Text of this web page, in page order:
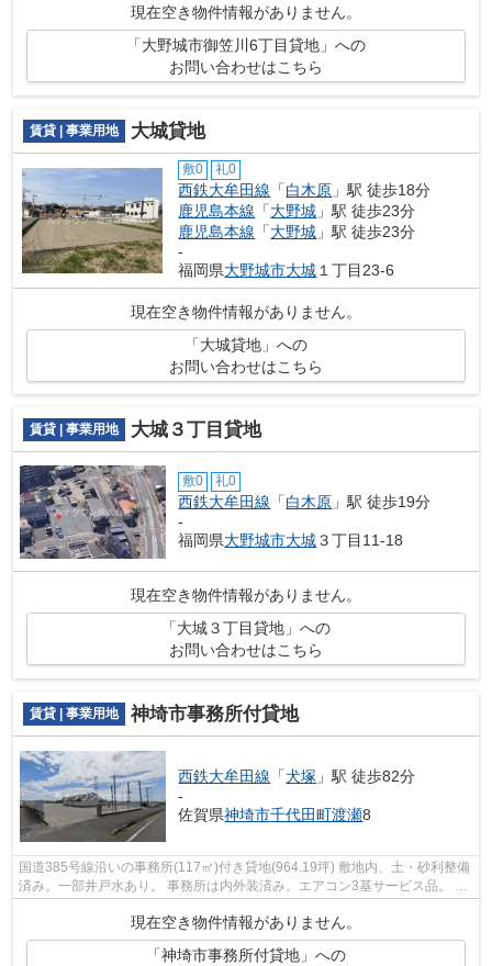
現在空き物件情報がありません。
「大野城市御笠川6丁目貸地」への
お問い合わせはこちら
賃貸 | 事業用地 大城貸地
敷0 礼0
西鉄大牟田線 「白木原 」駅 徒歩18分
鹿児島本線 「大野城 」駅 徒歩23分
鹿児島本線 「大野城 」駅 徒歩23分
-
福岡県大野城市大城 １丁目23-6
現在空き物件情報がありません。
「大城貸地」への
お問い合わせはこちら
賃貸 | 事業用地 大城３丁目貸地
敷0 礼0
西鉄大牟田線 「白木原 」駅 徒歩19分
-
福岡県大野城市大城３丁目11-18
現在空き物件情報がありません。
「大城３丁目貸地」への
お問い合わせはこちら
賃貸 | 事業用地 神埼市事務所付貸地
西鉄大牟田線 「犬塚 」駅 徒歩82分
-
佐賀県神埼市千代田町渡瀬8
国道385号線沿いの事務所(117㎡)付き貸地(964.19坪) 敷地内、土・砂利整備
済み。一部井戸水あり。 事務所は内外装済み。エアコン3基サービス品。 大
現在空き物件情報がありません。
「神埼市事務所付貸地」への